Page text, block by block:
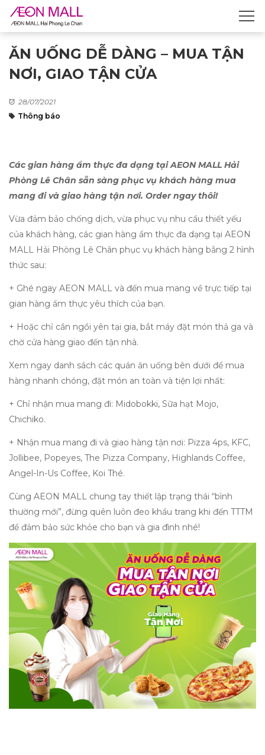
ĂN UỐNG DỄ DÀNG – MUA TẬN
NƠI, GIAO TẬN CỬA
28/07/2021
Thông báo
Các gian hàng ẩm thực đa dạng tại AEON MALL Hải
Phòng Lê Chân sẵn sàng phục vụ khách hàng mua
mang đi và giao hàng tận nơi. Order ngay thôi!
Vừa đảm bảo chống dịch, vừa phục vụ nhu cầu thiết yếu
của khách hàng, các gian hàng ẩm thực đa dạng tại AEON
MALL Hải Phòng Lê Chân phục vụ khách hàng bằng 2 hình
thức sau:
+ ⁠Ghé ngay AEON MALL và đến mua mang về trực tiếp tại
gian hàng ẩm thực yêu thích của bạn.
+ Hoặc chỉ cần ngồi yên tại gia, bắt máy đặt món thả ga và
chờ cửa hàng giao đến tận nhà.
Xem ngay danh sách các quán ăn uống bên dưới để mua
hàng nhanh chóng, đặt món an toàn và tiện lợi nhất:
⁠⁠+ Chỉ nhận mua mang đi: Midobokki, Sữa hạt Mojo,
Chichiko.
⁠⁠+ Nhận mua mang đi và giao hàng tận nơi: Pizza 4ps, KFC,
Jollibee, Popeyes, The Pizza Company, Highlands Coffee,
Angel-In-Us Coffee, Koi Thé.
Cùng AEON MALL chung tay thiết lập trạng thái “bình
thường mới”, đừng quên luôn đeo khẩu trang khi đến TTTM
để đảm bảo sức khỏe cho bạn và gia đình nhé!